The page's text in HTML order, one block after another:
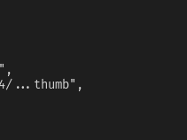
...thumb",